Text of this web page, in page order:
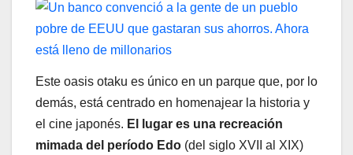
Este oasis otaku es único en un parque que, por lo
demás, está centrado en homenajear la historia y
el cine japonés. El lugar es una recreación
mimada del período Edo (del siglo XVII al XIX)